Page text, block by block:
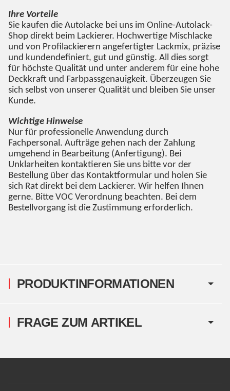
PRODUKTINFORMATIONEN
Ihre Vorteile
Sie kaufen die Autolacke bei uns im Online-Autolack-
Shop direkt beim Lackierer. Hochwertige Mischlacke
und von Profilackierern angefertigter Lackmix, präzise
und kundendefiniert, gut und günstig. All dies sorgt
für höchste Qualität und unter anderem für eine hohe
Deckkraft und Farbpassgenauigkeit. Überzeugen Sie
sich selbst von unserer Qualität und bleiben Sie unser
Kunde.
Wichtige Hinweise
Nur für professionelle Anwendung durch
Fachpersonal. Aufträge gehen nach der Zahlung
umgehend in Bearbeitung (Anfertigung). Bei
Unklarheiten kontaktieren Sie uns bitte vor der
Bestellung über das Kontaktformular und holen Sie
sich Rat direkt bei dem Lackierer. Wir helfen Ihnen
gerne. Bitte VOC Verordnung beachten. Bei dem
Bestellvorgang ist die Zustimmung erforderlich.
FRAGE ZUM ARTIKEL